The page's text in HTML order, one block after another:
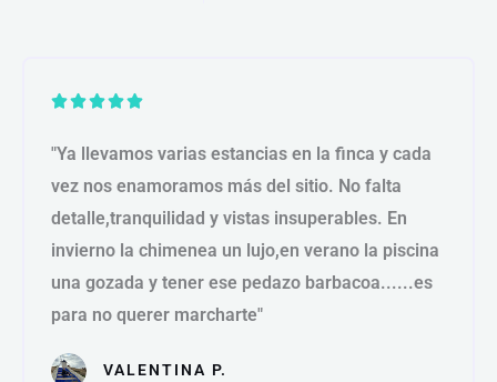
d
o
c
o
n
5
V
l
o
r
a
d
o
o
"Ya llevamos varias estancias en la finca y cada
vez nos enamoramos más del sitio. No falta
detalle,tranquilidad y vistas insuperables. En
invierno la chimenea un lujo,en verano la piscina
una gozada y tener ese pedazo barbacoa......es
para no querer marcharte"
VALENTINA P.